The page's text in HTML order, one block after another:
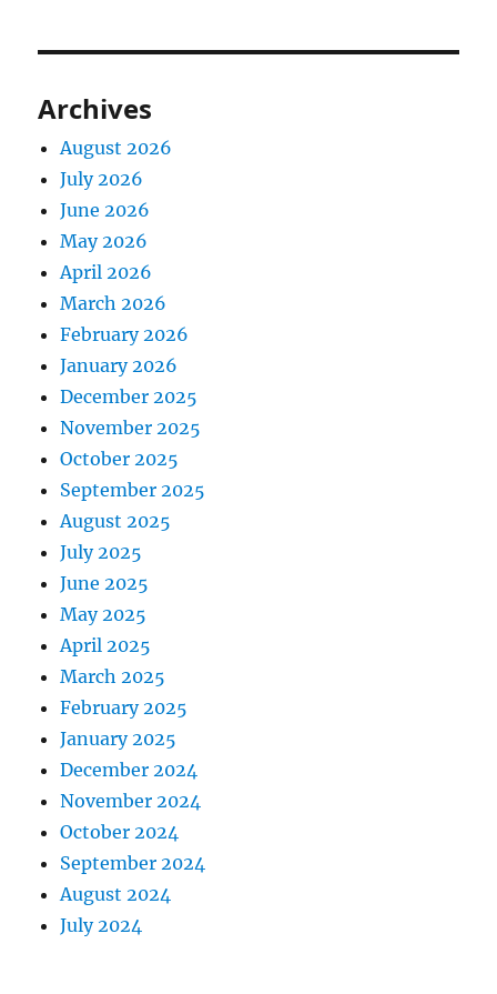
Archives
August 2026
July 2026
June 2026
May 2026
April 2026
March 2026
February 2026
January 2026
December 2025
November 2025
October 2025
September 2025
August 2025
July 2025
June 2025
May 2025
April 2025
March 2025
February 2025
January 2025
December 2024
November 2024
October 2024
September 2024
August 2024
July 2024